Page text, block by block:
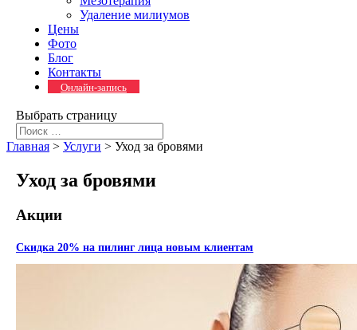
Удаление милиумов
Цены
Фото
Блог
Контакты
Онлайн-запись
Выбрать страницу
Главная > Услуги > Уход за бровями
Уход за бровями
Акции
Скидка 20% на пилинг лица новым клиентам